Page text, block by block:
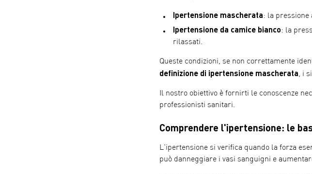
Ipertensione mascherata: la pressione
Ipertensione da camice bianco: la
rilassati.
Queste condizioni, se non correttamente
definizione di ipertensione mascherata, i
Il nostro obiettivo è fornirti le conoscenze
professionisti sanitari.
Comprendere l'ipertensione: le
L'ipertensione si verifica quando la forza
può danneggiare i vasi sanguigni e